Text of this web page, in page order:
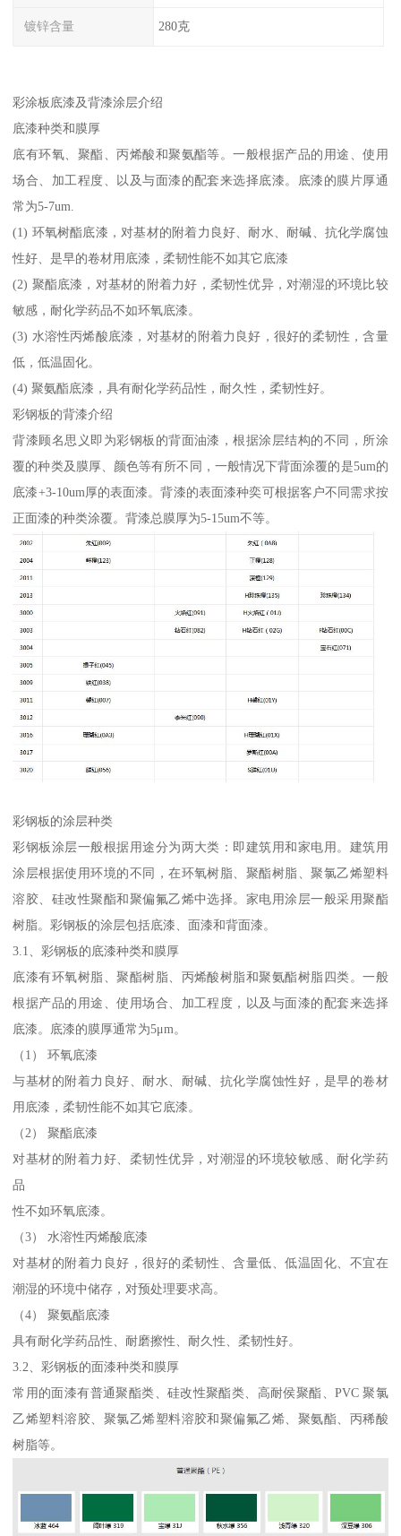
镀锌含量 280克
彩涂板底漆及背漆涂层介绍
底漆种类和膜厚
底有环氧、聚酯、丙烯酸和聚氨酯等。一般根据产品的用途、使用
场合、加工程度、以及与面漆的配套来选择底漆。底漆的膜片厚通
常为5-7um.
(1) 环氧树酯底漆，对基材的附着力良好、耐水、耐碱、抗化学腐蚀
性好、是早的卷材用底漆，柔韧性能不如其它底漆
(2) 聚酯底漆，对基材的附着力好，柔韧性优异，对潮湿的环境比较
敏感，耐化学药品不如环氧底漆。
(3) 水溶性丙烯酸底漆，对基材的附着力良好，很好的柔韧性，含量
低，低温固化。
(4) 聚氨酯底漆，具有耐化学药品性，耐久性，柔韧性好。
彩钢板的背漆介绍
背漆顾名思义即为彩钢板的背面油漆，根据涂层结构的不同，所涂
覆的种类及膜厚、颜色等有所不同，一般情况下背面涂覆的是5um的
底漆+3-10um厚的表面漆。背漆的表面漆种奕可根据客户不同需求按
正面漆的种类涂覆。背漆总膜厚为5-15um不等。
彩钢板的涂层种类
彩钢板涂层一般根据用途分为两大类：即建筑用和家电用。建筑用
涂层根据使用环境的不同，在环氧树脂、聚酯树脂、聚氯乙烯塑料
溶胶、硅改性聚酯和聚偏氟乙烯中选择。家电用涂层一般采用聚酯
树脂。彩钢板的涂层包括底漆、面漆和背面漆。
3.1、彩钢板的底漆种类和膜厚
底漆有环氧树脂、聚酯树脂、丙烯酸树脂和聚氨酯树脂四类。一般
根据产品的用途、使用场合、加工程度，以及与面漆的配套来选择
底漆。底漆的膜厚通常为5μm。
（1） 环氧底漆
与基材的附着力良好、耐水、耐碱、抗化学腐蚀性好，是早的卷材
用底漆，柔韧性能不如其它底漆。
（2） 聚酯底漆
对基材的附着力好、柔韧性优异，对潮湿的环境较敏感、耐化学药
品
性不如环氧底漆。
（3） 水溶性丙烯酸底漆
对基材的附着力良好，很好的柔韧性、含量低、低温固化、不宜在
潮湿的环境中储存，对预处理要求高。
（4） 聚氨酯底漆
具有耐化学药品性、耐磨擦性、耐久性、柔韧性好。
3.2、彩钢板的面漆种类和膜厚
常用的面漆有普通聚酯类、硅改性聚酯类、高耐侯聚酯、PVC 聚氯
乙烯塑料溶胶、聚氯乙烯塑料溶胶和聚偏氟乙烯、聚氨酯、丙稀酸
树脂等。